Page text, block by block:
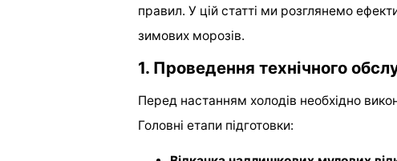
правил. У цій статті ми розглянемо
зимових морозів.
1. Проведення технічного
Перед настанням холодів необхідно
Головні етапи підготовки: